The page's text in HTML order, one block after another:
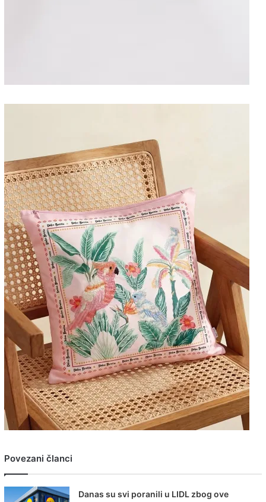
Povezani članci
Danas su svi poranili u LIDL zbog ove